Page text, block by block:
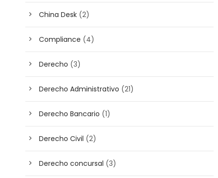
China Desk (2)
Compliance (4)
Derecho (3)
Derecho Administrativo (21)
Derecho Bancario (1)
Derecho Civil (2)
Derecho concursal (3)